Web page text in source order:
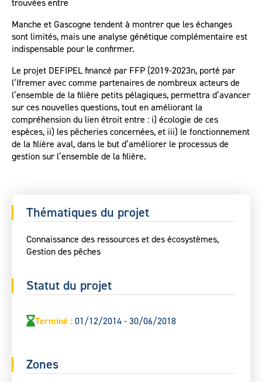
trouvées entre
Manche et Gascogne tendent à montrer que les échanges
sont limités, mais une analyse génétique complémentaire est
indispensable pour le confirmer.
Le projet DEFIPEL financé par FFP (2019-2023n, porté par
l’Ifremer avec comme partenaires de nombreux acteurs de
l’ensemble de la filière petits pélagiques, permettra d’avancer
sur ces nouvelles questions, tout en améliorant la
compréhension du lien étroit entre : i) écologie de ces
espèces, ii) les pêcheries concernées, et iii) le fonctionnement
de la filière aval, dans le but d’améliorer le processus de
gestion sur l’ensemble de la filière.
Thématiques du projet
Connaissance des ressources et des écosystèmes,
Gestion des pêches
Statut du projet
Terminé :01/12/2014 - 30/06/2018
Zones